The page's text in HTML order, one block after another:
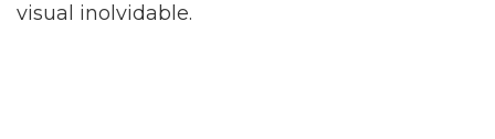
visual inolvidable.